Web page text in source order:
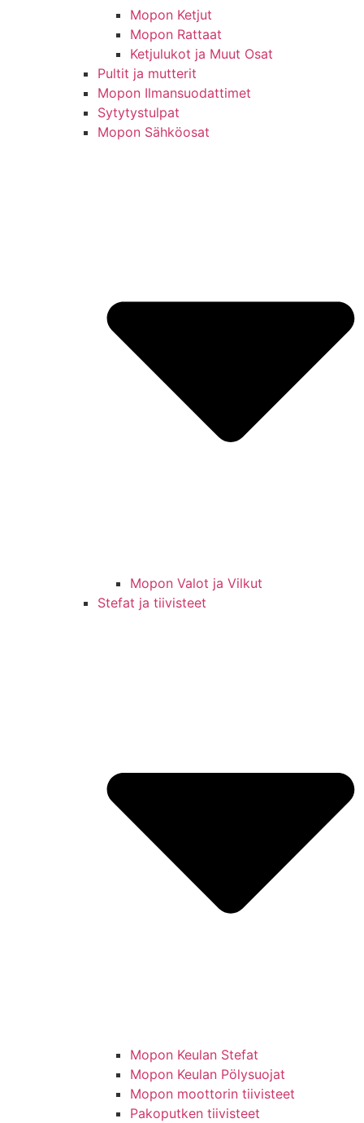
Mopon Ketjut
Mopon Rattaat
Ketjulukot ja Muut Osat
Pultit ja mutterit
Mopon Ilmansuodattimet
Sytytystulpat
Mopon Sähköosat
Mopon Valot ja Vilkut
Stefat ja tiivisteet
Mopon Keulan Stefat
Mopon Keulan Pölysuojat
Mopon moottorin tiivisteet
Pakoputken tiivisteet